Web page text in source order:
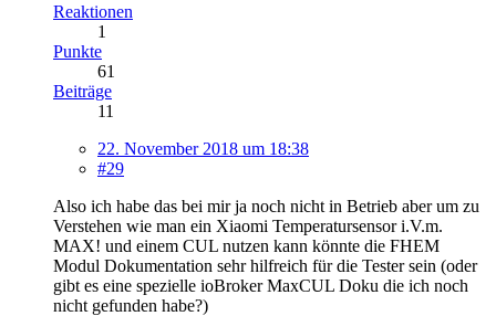
Reaktionen
1
Punkte
61
Beiträge
11
22. November 2018 um 18:38
#29
Also ich habe das bei mir ja noch nicht in Betrieb aber um zu
Verstehen wie man ein Xiaomi Temperatursensor i.V.m.
MAX! und einem CUL nutzen kann könnte die FHEM
Modul Dokumentation sehr hilfreich für die Tester sein (oder
gibt es eine spezielle ioBroker MaxCUL Doku die ich noch
nicht gefunden habe?)